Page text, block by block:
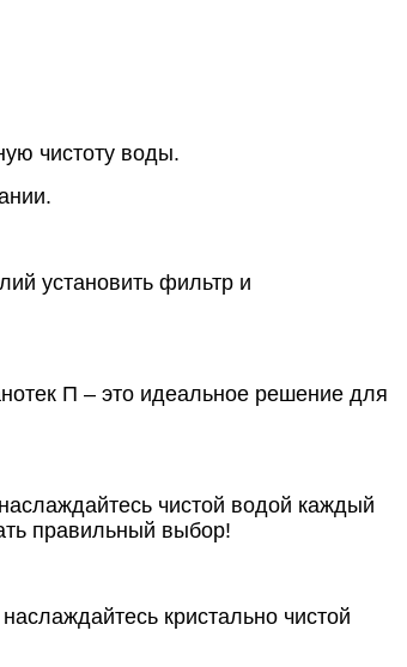
чистоту воды.
установить фильтр и
П – это идеальное решение для
чистой водой каждый
правильный выбор!
кристально чистой